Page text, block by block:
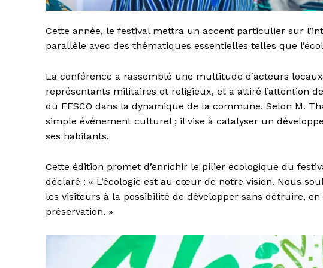
Cette année, le festival mettra un accent particulier sur
parallèle avec des thématiques essentielles telles que
La conférence a rassemblé une multitude d’acteurs
représentants militaires et religieux, et a attiré l’attention
du FESCO dans la dynamique de la commune. Selon M.
simple événement culturel ; il vise à catalyser un
ses habitants.
Cette édition promet d’enrichir le pilier écologique du
déclaré : « L’écologie est au cœur de notre vision. Nous
les visiteurs à la possibilité de développer sans détruire,
préservation. »